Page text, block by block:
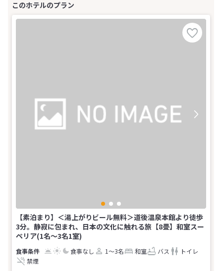
【素泊まり】＜湯上がりビール無料＞道後温泉本館より徒歩
3分。静寂に包まれ、日本の文化に触れる旅【8畳】和室スー
ペリア(1名～3名1室)
食事なし 1～3名 和室 バス
トイレ
禁煙